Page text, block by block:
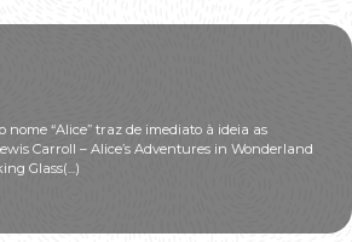
nome “Alice” traz de imediato à ideia as
Carroll – Alice’s Adventures in Wonderland
Glass(...)